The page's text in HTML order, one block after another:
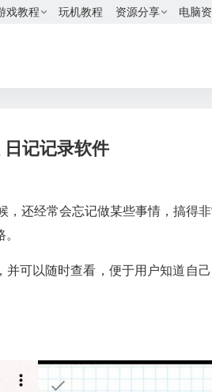
戏教程 玩机教程 资源分享 电脑
记记录软件
还经常会忘记做某些事情，搞得
可以随时查看，便于用户知道自